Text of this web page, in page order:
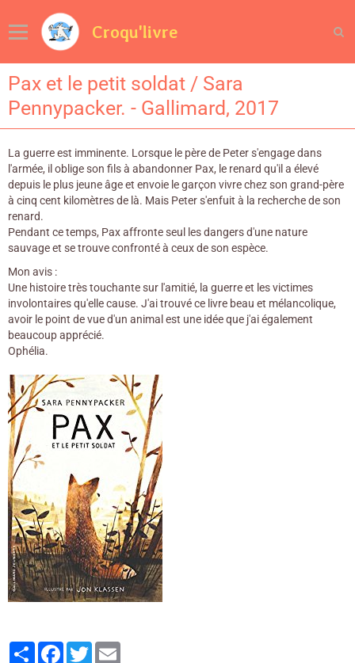
Croqu'livre
Pax et le petit soldat / Sara
Pennypacker. - Gallimard, 2017
La guerre est imminente. Lorsque le père de Peter s'engage dans
l'armée, il oblige son fils à abandonner Pax, le renard qu'il a élevé
depuis le plus jeune âge et envoie le garçon vivre chez son grand-père
à cinq cent kilomètres de là. Mais Peter s'enfuit à la recherche de son
renard.
Pendant ce temps, Pax affronte seul les dangers d'une nature
sauvage et se trouve confronté à ceux de son espèce.
Mon avis :
Une histoire très touchante sur l'amitié, la guerre et les victimes
involontaires qu'elle cause. J'ai trouvé ce livre beau et mélancolique,
avoir le point de vue d'un animal est une idée que j'ai également
beaucoup apprécié.
Ophélia.
PartagerFacebook
Twitter